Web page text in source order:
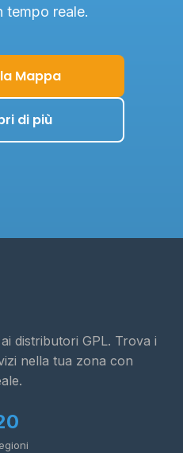
tempo reale.
Mappa
di più
distributori GPL. Trova i
nella tua zona con